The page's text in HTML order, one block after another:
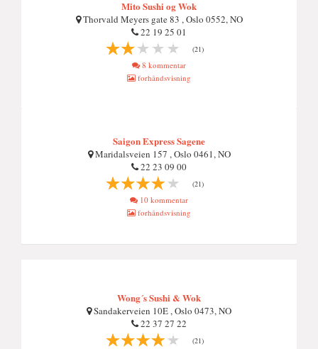
Mito Sushi og Wok
Thorvald Meyers gate 83 , Oslo 0552, NO
22 19 25 01
(21)
8 kommentar
forhåndsvisning
Saigon Express Sagene
Maridalsveien 157 , Oslo 0461, NO
22 23 09 00
(21)
10 kommentar
forhåndsvisning
Wong´s Sushi & Wok
Sandakerveien 10E , Oslo 0473, NO
22 37 27 22
(21)